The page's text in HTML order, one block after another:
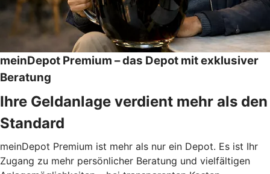
meinDepot Premium – das Depot mit exklusiver
Beratung
Ihre Geldanlage verdient mehr als den
Standard
meinDepot Premium ist mehr als nur ein Depot. Es ist Ihr
Zugang zu mehr persönlicher Beratung und vielfältigen